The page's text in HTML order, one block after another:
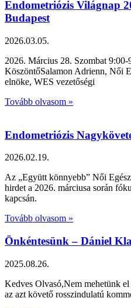
Endometriózis Világnap
Budapest
2026.03.05.
2026. Március 28. Szombat
KöszöntőSalamon Adrienn, Női
elnöke, WES vezetőségi
Tovább olvasom »
Endometriózis
2026.02.19.
Az „Együtt könnyebb” Női
hirdet a 2026. márciusa során
kapcsán.
Tovább olvasom »
Önkéntesünk – Dániel
2025.08.26.
Kedves Olvasó,Nem mehetünk
az azt követő rosszindulatú